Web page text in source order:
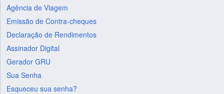
Agência de Viagem
Emissão de Contra-cheques
Declaração de Rendimentos
Assinador Digital
Gerador GRU
Sua Senha
Esqueceu sua senha?